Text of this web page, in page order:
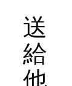
送
給
他